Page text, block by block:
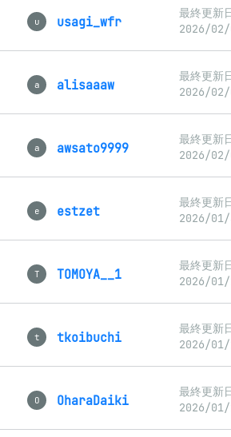
u usagi_wfr
最終更新
2026/
a alisaaaw
最終更新
2026/
a awsato9999
最終更新
2026/
e estzet
最終更新
2026/
T TOMOYA__1
最終更新
2026/
t tkoibuchi
最終更新
2026/
O OharaDaiki
最終更新
2026/